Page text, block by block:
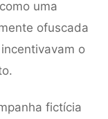
como uma
ofuscada
o
fictícia